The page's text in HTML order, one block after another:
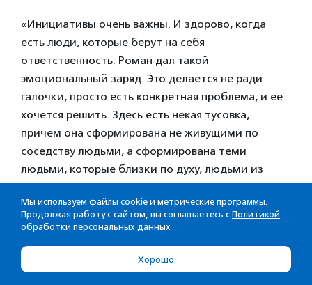
«Инициативы очень важны. И здорово, когда
есть люди, которые берут на себя
ответственность. Роман дал такой
эмоциональный заряд. Это делается не ради
галочки, просто есть конкретная проблема, и ее
хочется решить. Здесь есть некая тусовка,
причем она сформирована не живущими по
соседству людьми, а сформирована теми
людьми, которые близки по духу, людьми из
разных мест. Не такие, которые случайно
оказались в твоем доме, а те, кого ты сам выбрал
невольно. Это такие идеальные соседи, но только
Мы используем файлы cookie и метрические программы.
Продолжая работу с сайтом, вы соглашаетесь с Политикой
обработки персональных данных
Хорошо